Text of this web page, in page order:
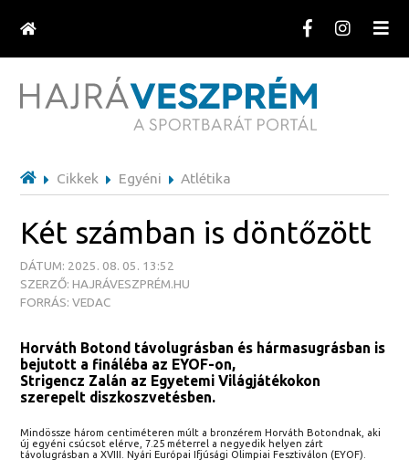
Cikkek Egyéni Atlétika
Két számban is döntőzött
DÁTUM: 2025. 08. 05. 13:52
SZERZŐ: HAJRÁVESZPRÉM.HU
FORRÁS: VEDAC
Horváth Botond távolugrásban és hármasugrásban is
bejutott a fináléba az EYOF-on,
Strigencz Zalán az Egyetemi Világjátékokon
szerepelt diszkoszvetésben.
Mindössze három centiméteren múlt a bronzérem Horváth Botondnak, aki
új egyéni csúcsot elérve, 7.25 méterrel a negyedik helyen zárt
távolugrásban a XVIII. Nyári Európai Ifjúsági Olimpiai Fesztiválon (EYOF).